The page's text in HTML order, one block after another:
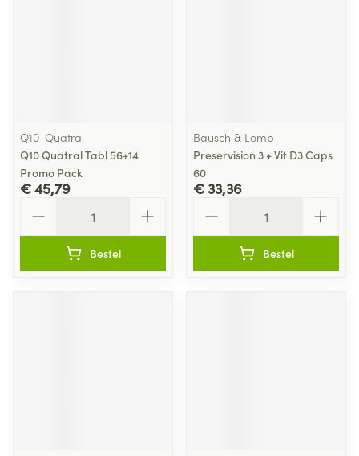
Q10-Quatral
Q10 Quatral Tabl 56+14
Promo Pack
€ 45,79
Bestel
Bausch & Lomb
Preservision 3 + Vit D3 Caps
60
€ 33,36
Bestel